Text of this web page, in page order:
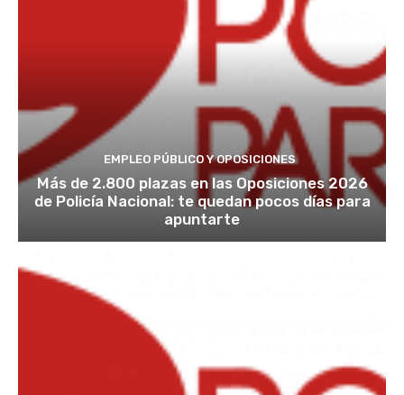
EMPLEO PÚBLICO Y OPOSICIONES
Más de 2.800 plazas en las Oposiciones 2026
de Policía Nacional: te quedan pocos días para
apuntarte